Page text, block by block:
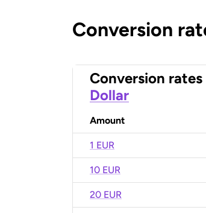
Conversion
Conversion rates
Dollar
Amount
1 EUR
10 EUR
20 EUR